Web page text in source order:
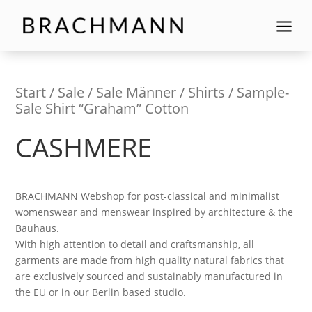
a
Start/ Sale / Sale Männer/ Shirts / Sample-
Sale Shirt “Graham” Cotton
CASHMERE
BRACHMANN Webshop for post-classical and minimalist
womenswear and menswear inspired by architecture & the
Bauhaus.
With high attention to detail and craftsmanship, all
garments are made from high quality natural fabrics that
are exclusively sourced and sustainably manufactured in
the EU or in our Berlin based studio.